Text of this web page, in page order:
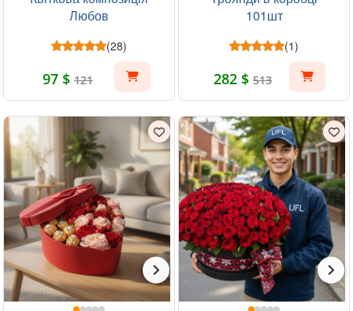
Любов
(28)
97 $ 121
101шт
(1)
282 $ 513